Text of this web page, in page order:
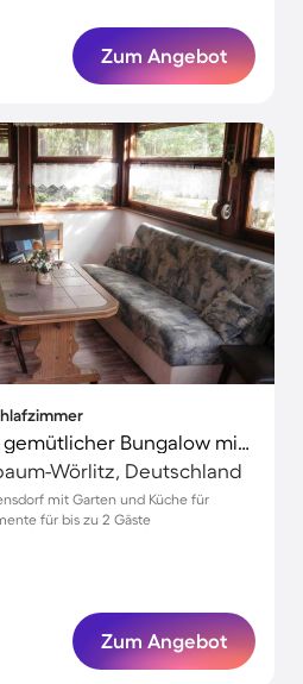
Zum Angebot
Familienorientierter gemütlicher Bungalow mit Garten und Terrasse | Panoramablick
Wörlitz, Deutschland
mit Garten und Küche für
für bis zu 2 Gäste
Zum Angebot